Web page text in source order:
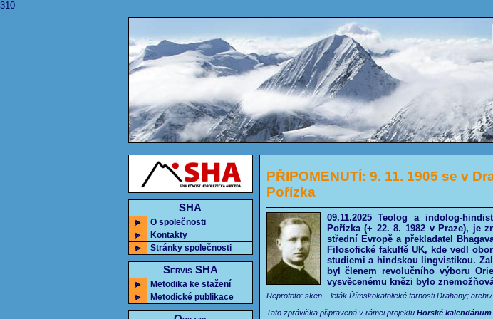
310
SHA
O společnosti
Kontakty
Stránky společnosti
Servis SHA
Metodika ke stažení
Metodické publikace
PŘIPOMENUTÍ: 9. 11. 1905 se v
Pořízka
09.11.2025 Teolog a indolog-
Pořízka (+ 22. 8. 1982 v Praze), je
střední Evropě a překladatel
Filosofické fakultě UK, kde vedl
studiemi a hindskou lingvistikou.
byl členem revolučního výboru
vysvěcenému knězi bylo
Reprofoto: sken – leták Římskokatolické farnosti Drahany;
Tato zprávička připravená v rámci projektu Horské kalendárium